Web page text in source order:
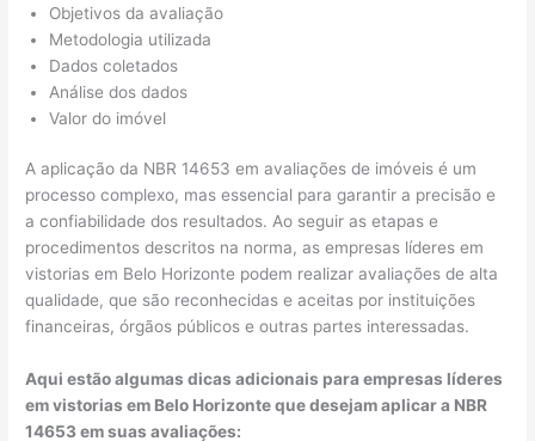
Objetivos da avaliação
Metodologia utilizada
Dados coletados
Análise dos dados
Valor do imóvel
A aplicação da NBR 14653 em avaliações de imóveis é um
processo complexo, mas essencial para garantir a precisão e
a confiabilidade dos resultados. Ao seguir as etapas e
procedimentos descritos na norma, as empresas líderes em
vistorias em Belo Horizonte podem realizar avaliações de alta
qualidade, que são reconhecidas e aceitas por instituições
financeiras, órgãos públicos e outras partes interessadas.
Aqui estão algumas dicas adicionais para empresas líderes
em vistorias em Belo Horizonte que desejam aplicar a NBR
14653 em suas avaliações: